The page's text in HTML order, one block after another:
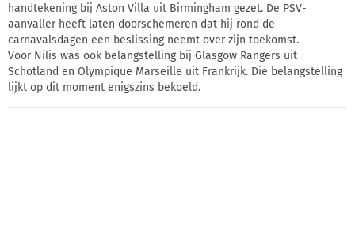
handtekening bij Aston Villa uit Birmingham gezet. De PSV-
aanvaller heeft laten doorschemeren dat hij rond de
carnavalsdagen een beslissing neemt over zijn toekomst.
Voor Nilis was ook belangstelling bij Glasgow Rangers uit
Schotland en Olympique Marseille uit Frankrijk. Die belangstelling
lijkt op dit moment enigszins bekoeld.